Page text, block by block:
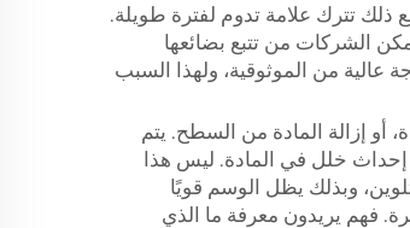
ذلك تترك علامة تدوم لفترة طويلة.
الشركات من تتبع بضائعها
من الموثوقية، ولهذا السبب
أو إزالة المادة من السطح. يتم
إحداث خلل في المادة. ليس هذا
وبذلك يظل الوسم قويًا
فهم يريدون معرفة ما الذي